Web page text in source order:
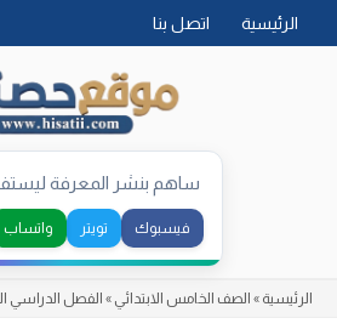
الرئيسية اتصل بنا
ساهم بنشر المعرفة
فيسبوك تويتر واتساب
الرئيسية » الصف الخامس الابتدائي » الفصل الدراسي